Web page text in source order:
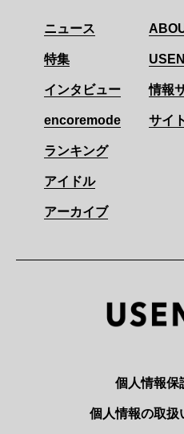
ニュース
特集
インタビュー
encoremode
ランキング
アイドル
アーカイブ
情報
サイ
個人情報保
個人情報の取扱